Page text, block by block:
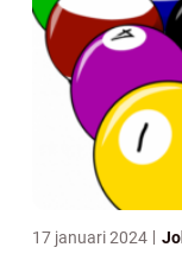
17 januari 2024